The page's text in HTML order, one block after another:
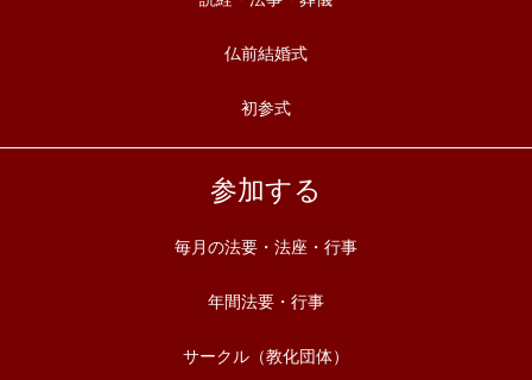
仏前結婚式
初参式
参加する
毎月の法要・法座・行事
年間法要・行事
サークル（教化団体）